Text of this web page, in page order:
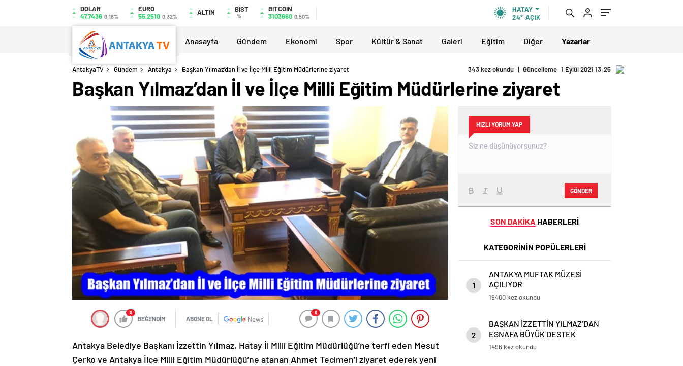
DOLAR
47,7436 0.18%
EURO
55,2510 0.32% ALTIN BIST
%
BITCOIN
3103660 0,50%
HATAY
24° AÇIK
Anasayfa Gündem Ekonomi Spor Kültür & Sanat Galeri Eğitim Diğer Yazarlar
AntakyaTV Gündem Antakya Başkan Yılmaz’dan İl ve İlçe Milli Eğitim Müdürlerine ziyaret 343 kez okundu | Güncelleme: 1 Eylül 2021 13:25
Başkan Yılmaz’dan İl ve İlçe Milli Eğitim Müdürlerine ziyaret
0
BEĞENDİM ABONE OL News
0
Antakya Belediye Başkanı İzzettin Yılmaz, Hatay İl Milli Eğitim Müdürlüğü’ne terfi eden Mesut
Çerko ve Antakya İlçe Milli Eğitim Müdürlüğü’ne atanan Ahmet Tecimen’i ziyaret ederek yeni
HIZLI YORUM YAP
GÖNDER
SON DAKİKA HABERLERİ
KATEGORİNİN POPÜLERLERİ
1
ANTAKYA MUFTAK MÜZESİ
AÇILIYOR
19400 kez okundu
2
BAŞKAN İZZETTİN YILMAZ’DAN
ESNAFA BÜYÜK DESTEK
1496 kez okundu